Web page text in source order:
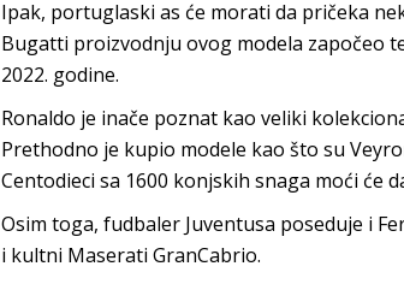
Ipak, portuglaski as će morati da pričeka
Bugatti proizvodnju ovog modela započeo
2022. godine.
Ronaldo je inače poznat kao veliki
Prethodno je kupio modele kao što su
Centodieci sa 1600 konjskih snaga moći će
Osim toga, fudbaler Juventusa poseduje i
i kultni Maserati GranCabrio.